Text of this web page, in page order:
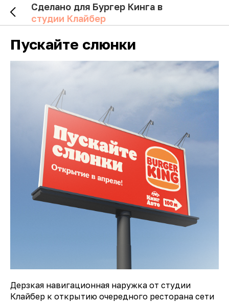
Сделано для Бургер Кинга в
студии Клайбер
Пускайте слюнки
Дерзкая навигационная наружка от студии
Клайбер к открытию очередного ресторана сети